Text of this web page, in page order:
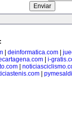
| deinformatica.com|
| i-